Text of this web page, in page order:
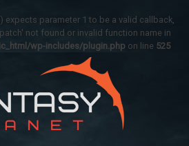
expects parameter 1 to be a valid callback,
not found or invalid function name in
wp-includes/plugin.php on line 525